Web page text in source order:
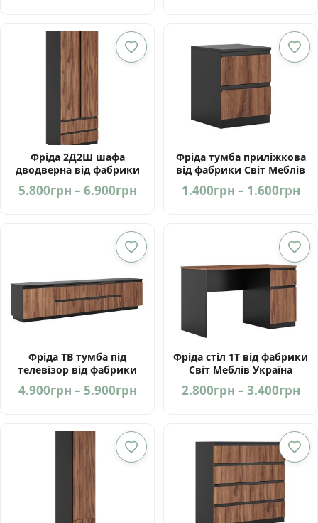
through
3.900грн
Фріда 2Д2Ш шафа
дводверна від фабрики
Світ Меблів Україна
5.800грн – 6.900грнPrice
through
6.900грн
Фріда тумба приліжкова
від фабрики Світ Меблів
Україна
1.400грн – 1.600грн
Фріда ТВ тумба під
телевізор від фабрики
Світ Меблів Україна
4.900грн – 5.900грнPrice
through
5.900грн
Фріда стіл 1Т від фабрики
Світ Меблів Україна
2.800грн – 3.400грн